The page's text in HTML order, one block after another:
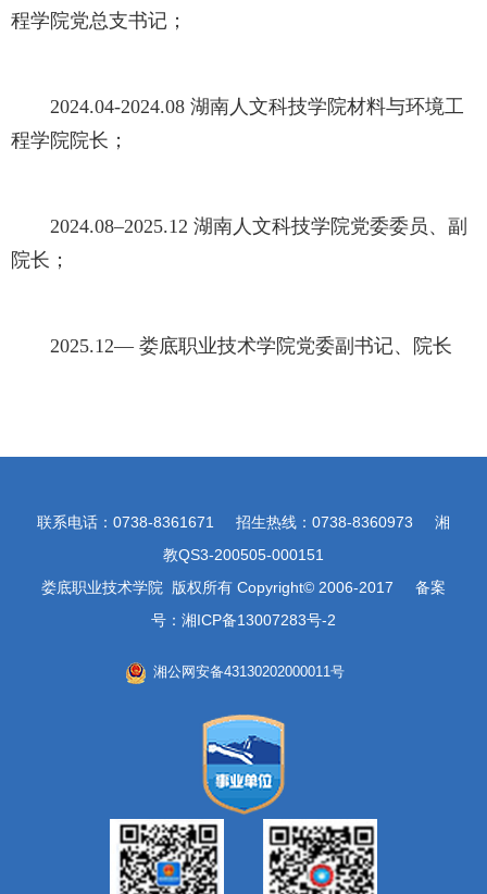
程学院党总支书记；
2024.04-2024.08 湖南人文科技学院材料与环境工
程学院院长；
2024.08–2025.12 湖南人文科技学院党委委员、副
院长；
2025.12— 娄底职业技术学院党委副书记、院长
联系电话：0738-8361671 招生热线：0738-8360973 湘
教QS3-200505-000151
娄底职业技术学院 版权所有 Copyright© 2006-2017 备案
号：湘ICP备13007283号-2
湘公网安备43130202000011号